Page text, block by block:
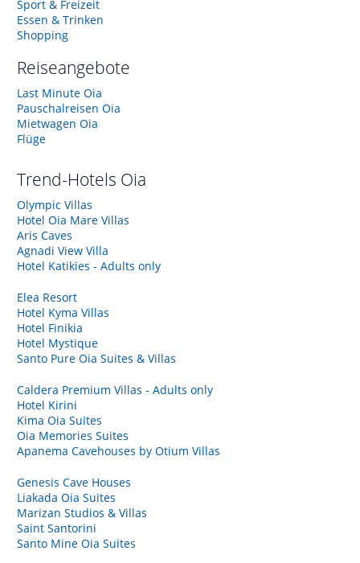
Sport & Freizeit
Essen & Trinken
Shopping
Reiseangebote
Last Minute Oia
Pauschalreisen Oia
Mietwagen Oia
Flüge
Trend-Hotels Oia
Olympic Villas
Hotel Oia Mare Villas
Aris Caves
Agnadi View Villa
Hotel Katikies - Adults only
Elea Resort
Hotel Kyma Villas
Hotel Finikia
Hotel Mystique
Santo Pure Oia Suites & Villas
Caldera Premium Villas - Adults only
Hotel Kirini
Kima Oia Suites
Oia Memories Suites
Apanema Cavehouses by Otium Villas
Genesis Cave Houses
Liakada Oia Suites
Marizan Studios & Villas
Saint Santorini
Santo Mine Oia Suites